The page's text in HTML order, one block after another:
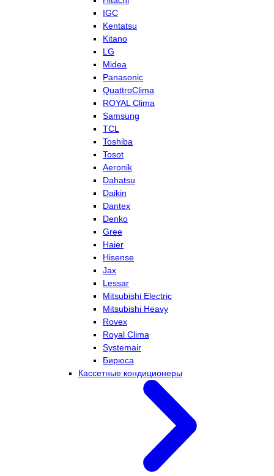
IGC
Kentatsu
Kitano
LG
Midea
Panasonic
QuattroClima
ROYAL Clima
Samsung
TCL
Toshiba
Tosot
Aeronik
Dahatsu
Daikin
Dantex
Denko
Gree
Haier
Hisense
Jax
Lessar
Mitsubishi Electric
Mitsubishi Heavy
Rovex
Royal Clima
Systemair
Бирюса
Кассетные кондиционеры